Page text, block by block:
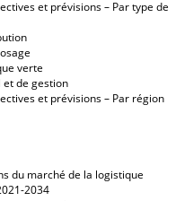
et prévisions – Par type de
verte
et de gestion
et prévisions – Par région
du marché de la logistique
2034